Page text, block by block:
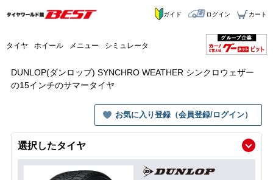
タイヤ ホイール メニュー シミュレータ
ガイド ログイン カート
DUNLOP(ダンロップ) SYNCHRO WEATHER シンクロウェザー
の15インチのサマータイヤ
お気に入り登録（会員登録/ログイン）
選択したタイヤ